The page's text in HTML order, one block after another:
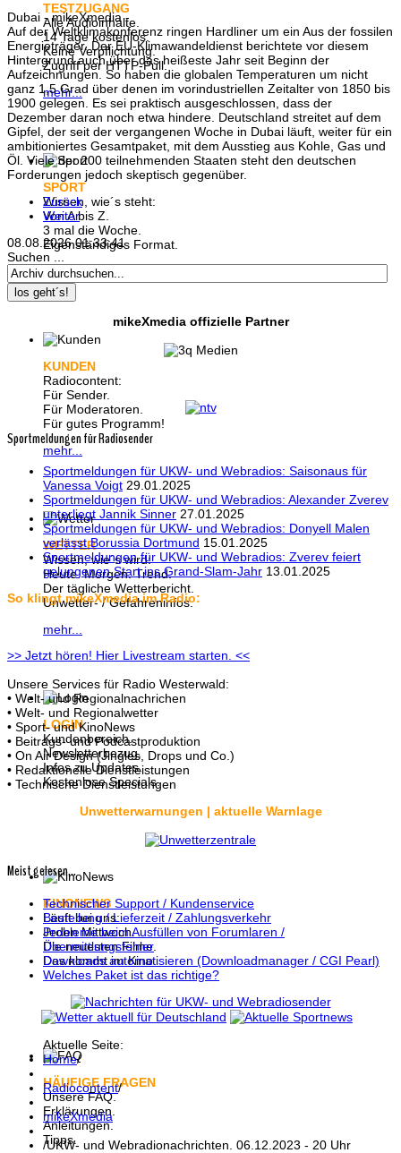
TESTZUGANG
Alle Audioinhalte.
14 Tage kostenlos.
Keine Verpflichtung.
Zugriff per HTTP-Pull.
mehr...
SPORT
Wissen, wie´s steht:
Von A bis Z.
3 mal die Woche.
Eigenständiges Format.
mehr...
KUNDEN
Radiocontent:
Für Sender.
Für Moderatoren.
Für gutes Programm!
mehr...
WETTER
Wissen, wie´s wird:
Heute. Morgen. Trend.
Der tägliche Wetterbericht.
Unwetter- / Gefahreninfos.
mehr...
LOGIN
Kundenbereich.
Newsletterbezug.
Infos zu Updates.
Kostenlose Specials.
KINONEWS
Läuft bei uns:
Jeden Mittwoch.
Die neuesten Filme.
Das kommt im Kino.
HÄUFIGE FRAGEN
Unsere FAQ.
Erklärungen.
Anleitungen.
Tipps.
Dubai - mikeXmedia -
Auf der Weltklimakonferenz ringen Hardliner um ein Aus der fossilen
Energieträger. Der EU-Klimawandeldienst berichtete vor diesem
Hintergrund auch über das heißeste Jahr seit Beginn der
Aufzeichnungen. So haben die globalen Temperaturen um nicht
ganz 1,5 Grad über denen im vorindustriellen Zeitalter von 1850 bis
1900 gelegen. Es sei praktisch ausgeschlossen, dass der
Dezember daran noch etwa hindere. Deutschland streitet auf dem
Gipfel, der seit der vergangenen Woche in Dubai läuft, weiter für ein
ambitioniertes Gesamtpaket, mit dem Ausstieg aus Kohle, Gas und
Öl. Viele der 200 teilnehmenden Staaten steht den deutschen
Forderungen jedoch skeptisch gegenüber.
Zurück
Weiter
08.08.202601:33:42
Suchen ...
los geht´s!
mikeXmedia offizielle Partner
Sportmeldungen für Radiosender
Sportmeldungen für UKW- und Webradios: Saisonaus für
Vanessa Voigt 29.01.2025
Sportmeldungen für UKW- und Webradios: Alexander Zverev
unterliegt Jannik Sinner 27.01.2025
Sportmeldungen für UKW- und Webradios: Donyell Malen
verlässt Borussia Dortmund 15.01.2025
Sportmeldungen für UKW- und Webradios: Zverev feiert
gelungenen Start ins Grand-Slam-Jahr 13.01.2025
So klingt mikeXmedia im Radio:
>> Jetzt hören! Hier Livestream starten. <<
Unsere Services für Radio Westerwald:
• Welt- und Regionalnachrichen
• Welt- und Regionalwetter
• Sport- und KinoNews
• Beitrags- und Podcastproduktion
• On Air Design (Jingles, Drops und Co.)
• Redaktionelle Dienstleistungen
• Technische Dienstleistungen
Unwetterwarnungen | aktuelle Warnlage
Meist gelesen...
Technischer Support / Kundenservice
Bestellung / Lieferzeit / Zahlungsverkehr
Probleme beim Ausfüllen von Forumlaren /
Übermittlungsfehler
Downloads automatisieren (Downloadmanager / CGI Pearl)
Welches Paket ist das richtige?
Aktuelle Seite:
Home/
Radiocontent/
mikeXmedia
/UKW- und Webradionachrichten. 06.12.2023 - 20 Uhr